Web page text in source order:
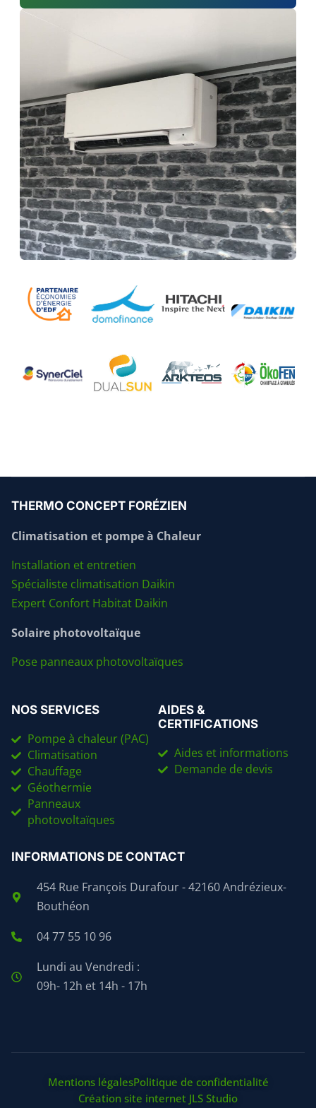
THERMO CONCEPT FORÉZIEN
Climatisation et pompe à Chaleur
Installation et entretien
Spécialiste climatisation Daikin
Expert Confort Habitat Daikin
Solaire photovoltaïque
Pose panneaux photovoltaïques
NOS SERVICES
Pompe à chaleur (PAC)
Climatisation
Chauffage
Géothermie
Panneaux
photovoltaïques
AIDES &
CERTIFICATIONS
Aides et informations
Demande de devis
INFORMATIONS DE CONTACT
454 Rue François Durafour - 42160 Andrézieux-
Bouthéon
04 77 55 10 96
Lundi au Vendredi :
09h- 12h et 14h - 17h
Mentions légalesPolitique de confidentialité
Création site internet JLS Studio